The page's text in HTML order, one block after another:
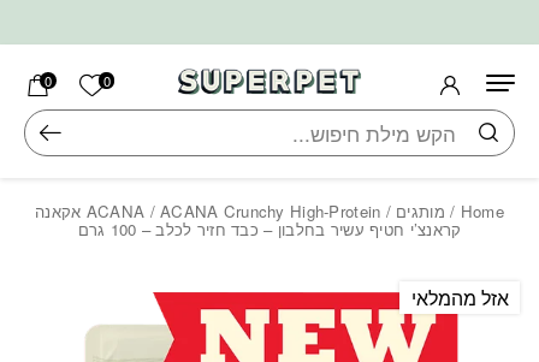
0 הרשימה
0
חיפוש
Home
/ מותגים /
ACANA / ACANA Crunchy High-Protein אקאנה
קראנצ’י חטיף עשיר בחלבון – כבד חזיר לכלב – 100 גרם
אזל מהמלאי